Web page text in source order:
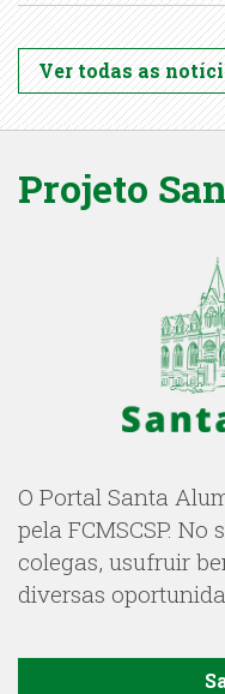
Ver todas as
Projeto
O Portal Santa
pela FCMSCSP.
colegas, usufruir
diversas